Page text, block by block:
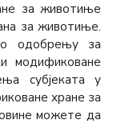
за животиње
за животиње.
одобрењу за
модификоване
субјеката у
хране за
можете да